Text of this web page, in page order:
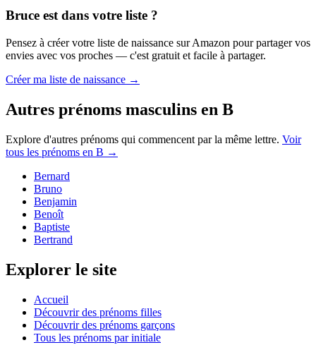
Bruce est dans votre liste ?
Pensez à créer votre liste de naissance sur Amazon pour partager vos
envies avec vos proches — c'est gratuit et facile à partager.
Créer ma liste de naissance →
Autres prénoms masculins en B
Explore d'autres prénoms qui commencent par la même lettre. Voir
tous les prénoms en B →
Bernard
Bruno
Benjamin
Benoît
Baptiste
Bertrand
Explorer le site
Accueil
Découvrir des prénoms filles
Découvrir des prénoms garçons
Tous les prénoms par initiale